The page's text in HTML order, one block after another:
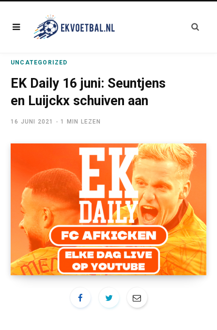
UNCATEGORIZED
EK Daily 16 juni: Seuntjens
en Luijckx schuiven aan
16 JUNI 2021 1 MIN LEZEN